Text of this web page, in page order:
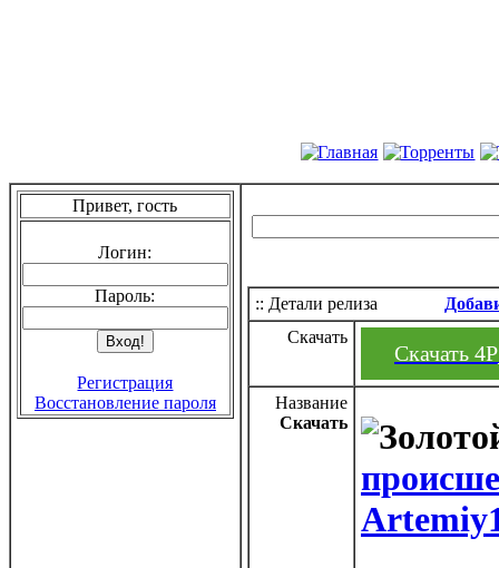
Привет, гость
Логин:
Пароль:
Регистрация
Восстановление пароля
:: Детали релиза
Скачать
Скачать
Название
Скачать